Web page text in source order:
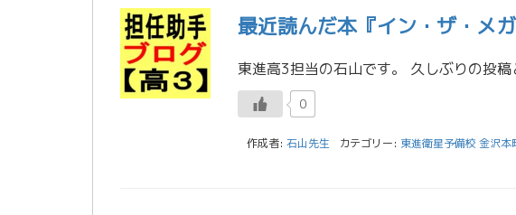
最近読んだ本『イン・ザ・メガ
0
作成者: 石山先生 カテゴリー: 東進衛星予備校 金沢本